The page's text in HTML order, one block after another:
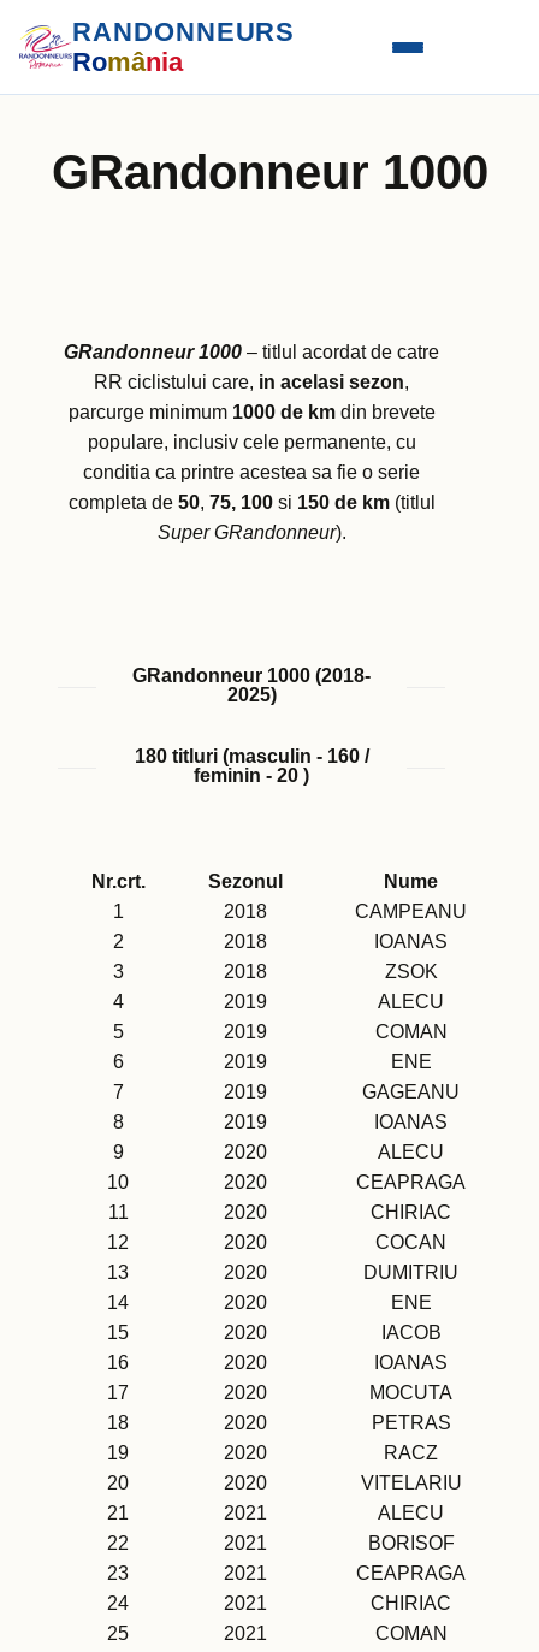
RANDONNEURS
România
GRandonneur 1000
GRandonneur 1000 – titlul acordat de catre
RR ciclistului care, in acelasi sezon,
parcurge minimum 1000 de kmdin brevete
populare, inclusiv cele permanente, cu
conditia ca printre acestea sa fie o serie
completa de 50, 75, 100 si 150 de km(titlul
Super GRandonneur).
GRandonneur 1000 (2018-
2025)
180 titluri (masculin - 160 /
feminin - 20 )
Nr.crt. Sezonul
Nume
1
2018
CAMPEANU
2
2018
IOANAS
3
2018
ZSOK
4
2019
ALECU
5
2019
COMAN
6
2019
ENE
7
2019
GAGEANU
8
2019
IOANAS
9
2020
ALECU
10
2020
CEAPRAGA
11
2020
CHIRIAC
12
2020
COCAN
13
2020
DUMITRIU
14
2020
ENE
15
2020
IACOB
16
2020
IOANAS
17
2020
MOCUTA
18
2020
PETRAS
19
2020
RACZ
20
2020
VITELARIU
21
2021
ALECU
22
2021
BORISOF
23
2021
CEAPRAGA
24
2021
CHIRIAC
25
2021
COMAN